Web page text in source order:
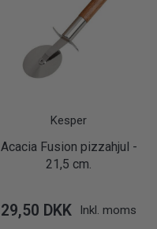
Kesper
Acacia Fusion pizzahjul -
21,5 cm.
29,50 DKK Inkl. moms